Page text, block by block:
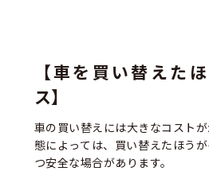
【車を買い替えた
ス】
車の買い替えには大きなコスト
態によっては、買い替えたほう
つ安全な場合があります。